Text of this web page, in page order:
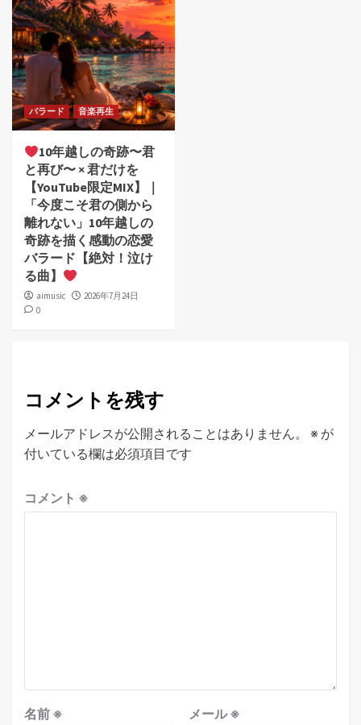
バラード 音楽再生
10年越しの奇跡〜君
と再び〜 × 君だけを
【YouTube限定MIX】｜
「今度こそ君の側から
離れない」10年越しの
奇跡を描く感動の恋愛
バラード【絶対！泣け
る曲】
aimusic
2026年7月24日
0
コメントを残す
メールアドレスが公開されることはありません。 ※ が
付いている欄は必須項目です
コメント ※
名前 ※ メール※